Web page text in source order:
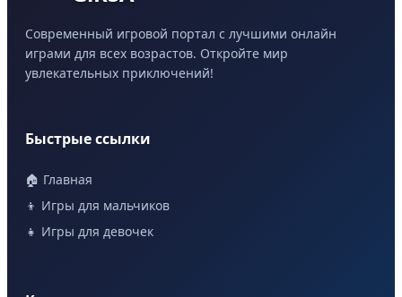
Современный игровой портал с лучшими онлайн
играми для всех возрастов. Откройте мир
увлекательных приключений!
Быстрые ссылки
🏠 Главная
👦 Игры для мальчиков
👧 Игры для девочек